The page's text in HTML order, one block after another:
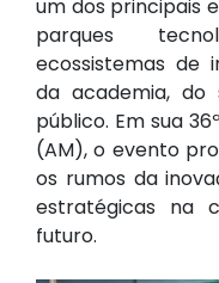
um dos principais
parques
ecossistemas de
da academia,
público. Em sua
(AM), o evento
os rumos da
estratégicas na
futuro.